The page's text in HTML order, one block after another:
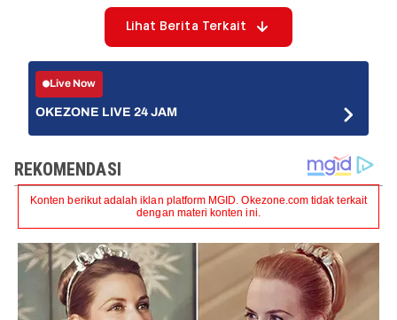
Lihat Berita Terkait
Live Now
OKEZONE LIVE 24 JAM